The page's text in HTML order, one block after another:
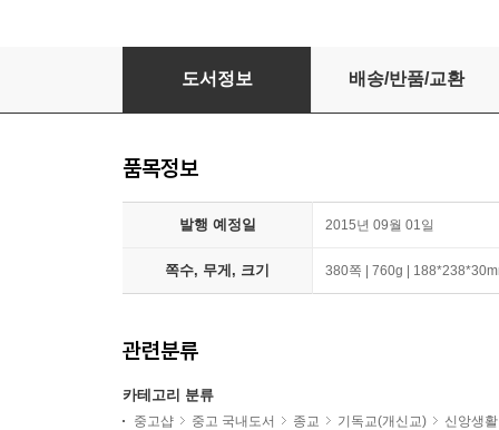
도서정보 배송/반품/교환
품목정보
발행 예정일 2015년 09월 01일
쪽수, 무게, 크기 380쪽 | 760g |
관련분류
카테고리 분류
중고샵 중고 국내도서 종교 기독교(개신교) 신앙생활